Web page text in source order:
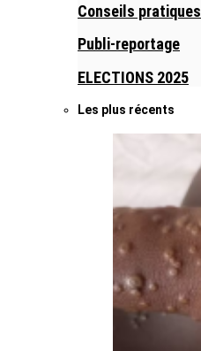
Conseils pratiques
Publi-reportage
ELECTIONS 2025
Les plus récents